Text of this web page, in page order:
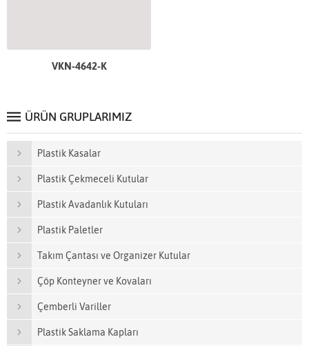
VKN-4642-K
ÜRÜN GRUPLARIMIZ
Plastik Kasalar
Plastik Çekmeceli Kutular
Plastik Avadanlık Kutuları
Plastik Paletler
Takım Çantası ve Organizer Kutular
Çöp Konteyner ve Kovaları
Çemberli Variller
Plastik Saklama Kapları